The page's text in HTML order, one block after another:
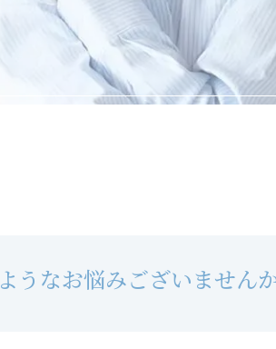
よ う なお悩みございません